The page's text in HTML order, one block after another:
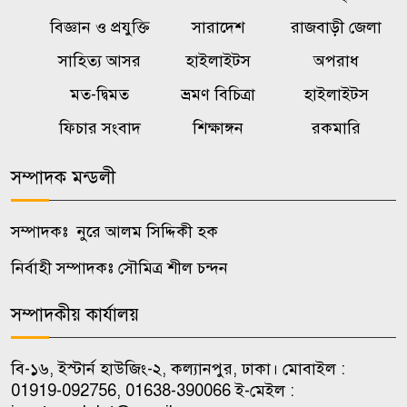
রাষ্ট্রপতি পদে বিএনপির মনোনয়ন
বরগুনায় ইয়াবাসহ গেজেটভুক্ত
‘জুলাই যোদ্ধা’ গ্রেপ্তার
হাতে নতুন ঘরের চাবি তুলে দিলেন
প্রধানমন্ত্রী
অভিনয় ছেড়ে দিলেন হাসান মাসুদ
সহপাঠীর ওপর হামলার বিচার চেয়ে
জবিতে বিক্ষোভ, প্রশাসনের বাধা
১০
বিজ্ঞান ও প্রযুক্তি
সারাদেশ
রাজবাড়ী জেলা
সাহিত্য আসর
হাইলাইটস
অপরাধ
মত-দ্বিমত
ভ্রমণ বিচিত্রা
হাইলাইটস
ফিচার সংবাদ
শিক্ষাঙ্গন রকমারি
সম্পাদক মন্ডলী
সম্পাদকঃ নুরে আলম সিদ্দিকী হক
নির্বাহী সম্পাদকঃ সৌমিত্র শীল চন্দন
সম্পাদকীয় কার্যালয়
বি-১৬, ইস্টার্ন হাউজিং-২, কল্যানপুর, ঢাকা। মোবাইল :
01919-092756, 01638-390066 ই-মেইল :